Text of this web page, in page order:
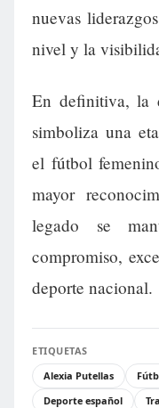
nuevas
nivel y la
En definitiva, la
simboliza una
el fútbol
mayor
legado se
compromiso,
deporte nacional.
ETIQUETAS
Alexia Putellas
Deporte español